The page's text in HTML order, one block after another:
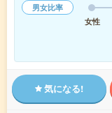
男女比率
女性
気になる!